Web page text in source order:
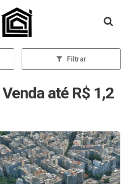
Página inicial
Filtrar
até R$ 1,2